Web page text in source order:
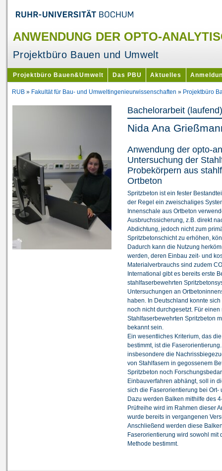
ANWENDUNG DER OPTO-
Projektbüro Bauen und Umwelt
Projektbüro Bauen&Umwelt Das PBU Aktuelles
RUB » Fakultät für Bau- und Umweltingenieurwissenschaften » Projektbüro
Bachelorarbeit (laufend)
Nida Ana
Anwendung der opto-
Untersuchung der
Probekörpern aus
Ortbeton
Spritzbeton ist ein fester
der Regel ein zweischaliges
Innenschale aus Ortbeton
Ausbruchssicherung, z.B. direkt
Abdichtung, jedoch nicht zum
Spritzbetonschicht zu erhöhen,
Dadurch kann die Nutzung
werden, deren Einbau zeit- und
Materialverbrauchs sind zudem
International gibt es bereits erste
stahlfaserbewehrten
Untersuchungen an
haben. In Deutschland konnte
noch nicht durchgesetzt. Für
Stahlfaserbewehrten Spritzbeton
bekannt sein.
Ein wesentliches Kriterium, das
bestimmt, ist die
insbesondere die
von Stahlfasern in gegossenem
Spritzbeton noch
Einbauverfahren abhängt, soll in
sich die Faserorientierung bei Ort-
Dazu werden Balken mithilfe des
Prüfreihe wird im Rahmen dieser
wurde bereits in vergangenen
Anschließend werden diese
Faserorientierung wird sowohl mit
Methode bestimmt.